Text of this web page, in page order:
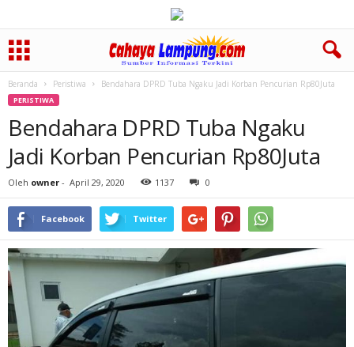
Beranda Peristiwa Bendahara DPRD Tuba Ngaku Jadi Korban Pencurian Rp80Juta
PERISTIWA
Bendahara DPRD Tuba Ngaku
Jadi Korban Pencurian Rp80Juta
Oleh owner - April 29, 2020 1137 0
Facebook Twitter